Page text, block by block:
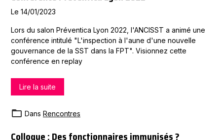
Le 14/01/2023
Lors du salon Préventica Lyon 2022, l'ANCISST a animé une
conférence intitulé "L'inspection à l'aune d'une nouvelle
gouvernance de la SST dans la FPT". Visionnez cette
conférence en replay
Lire la suite
Dans Rencontres
Colloque : Des fonctionnaires immunisés ?